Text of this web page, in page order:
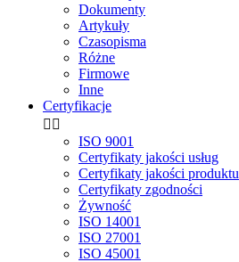
Dokumenty
Artykuły
Czasopisma
Różne
Firmowe
Inne
Certyfikacje
 
ISO 9001
Certyfikaty jakości usług
Certyfikaty jakości produktu
Certyfikaty zgodności
Żywność
ISO 14001
ISO 27001
ISO 45001